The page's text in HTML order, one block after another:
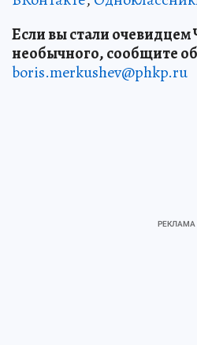
Если вы стали очевидцем
необычного, сообщите
boris.merkushev@phkp.ru